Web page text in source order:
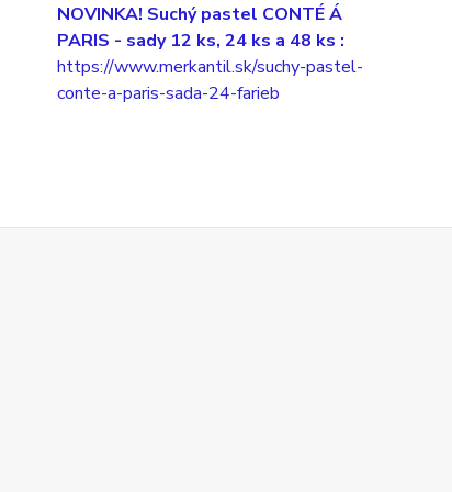
NOVINKA! Suchý pastel CONTÉ Á
PARIS - sady 12 ks, 24 ks a 48 ks :
https://www.merkantil.sk/suchy-pastel-
conte-a-paris-sada-24-farieb